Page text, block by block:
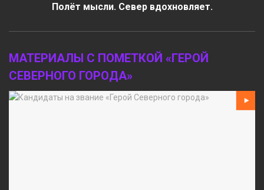
Полёт мысли. Север вдохновляет.
МАТЕРИАЛЫ С ПОМЕТКОЙ «ГЕРОЙ
СЕВЕРНОГО ГОРОДА»